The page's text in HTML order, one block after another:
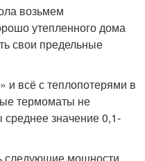
возьмем
утепленного дома
свои предельные
и всё с теплопотерями в
термоматы не
среднее значение 0,1-
следующие мощности